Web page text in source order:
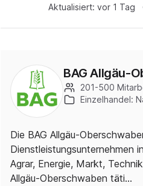
Aktualisiert: vor 1 Tag
BAG Allgäu-
201-500
Einzelhandel:
Die BAG Allgäu-
Dienstleistungsunternehmen
Agrar, Energie, Markt,
Allgäu-Oberschwaben täti…